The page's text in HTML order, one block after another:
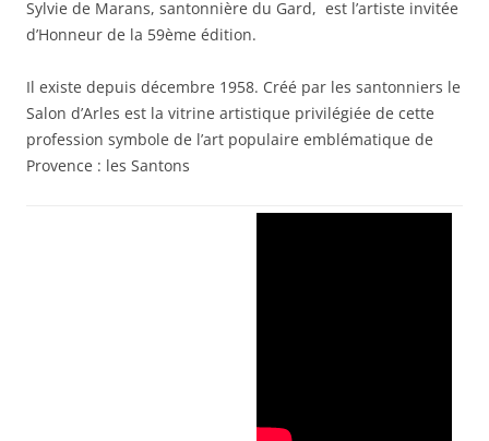
Sylvie de Marans, santonnière du Gard, est l’artiste invitée
d’Honneur de la 59ème édition.
Il existe depuis décembre 1958. Créé par les santonniers le
Salon d’Arles est la vitrine artistique privilégiée de cette
profession symbole de l’art populaire emblématique de
Provence : les Santons